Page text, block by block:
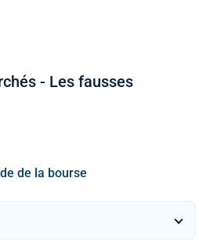
- Les fausses
de la bourse